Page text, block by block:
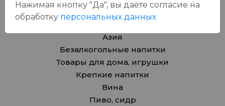
Каталог
Азия
Безалкогольные напитки
Товары для дома, игрушки
Крепкие напитки
Вина
Пиво, сидр
Нажимая кнопку "Да", вы даёте cогласие на
обработку персональных данных